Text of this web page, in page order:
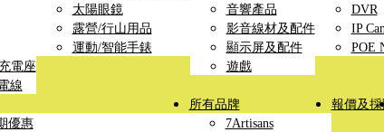
電座
線
太陽眼鏡
露營/行山用品
運動/智能手錶
音響產品
影音線材及配件
顯示屏及配件
遊戲
DVR
IP
POE
優惠
所有品牌
7Artisans
報價及採